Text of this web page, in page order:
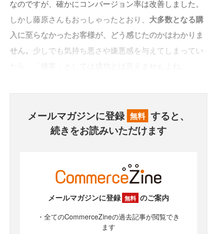
なのですが、確かにコンバージョン率は改善しました。
しかし藤原さんもおっしゃったとおり、 大多数となる購
入に至らなかったお客様が、どう感じたのかはわかりま
せん。 少しでも気持ち悪さや嫌悪感を与えてしまってい
メールマガジンに登録 無料 すると、
続きをお読みいただけます
メールマガジンに登録 無料 のご案内
・全てのCommerceZineの過去記事が閲覧でき
ます